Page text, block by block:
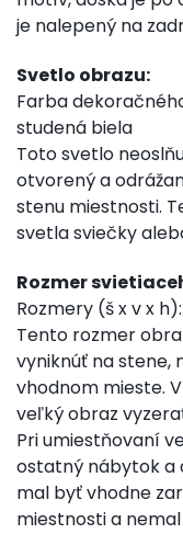
je nalepený na
Svetlo obrazu:
Farba
studená biela
Toto svetlo
otvorený a
stenu miestnosti.
svetla sviečky
Rozmer
Rozmery (š x v x
Tento rozmer
vyniknúť na stene,
vhodnom mieste.
veľký obraz
Pri umiestňovaní
ostatný nábytok a
mal byť vhodne
miestnosti a